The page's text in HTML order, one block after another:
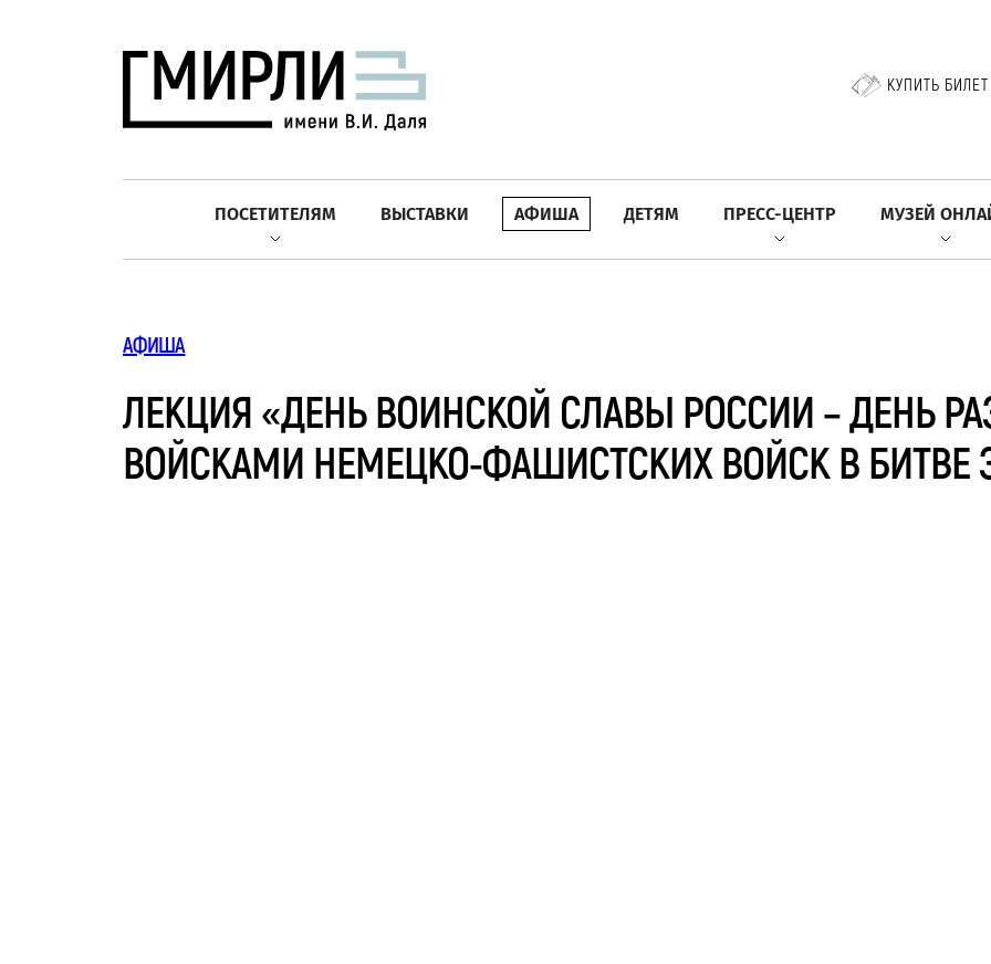
КУПИТЬ БИЛЕТ
ПОСЕТИТЕЛЯМ ВЫСТАВКИ АФИША ДЕТЯМ ПРЕСС-ЦЕНТР МУЗЕЙ
АФИША
ЛЕКЦИЯ «ДЕНЬ ВОИНСКОЙ СЛАВЫ РОССИИ – ДЕНЬ
ВОЙСКАМИ НЕМЕЦКО-ФАШИСТСКИХ ВОЙСК В БИТВЕ